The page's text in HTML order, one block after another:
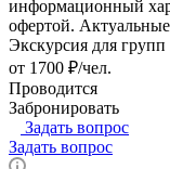
информационный
офертой.
Экскурсия для
от 1700 ₽/чел.
Проводится
Забронировать
Задать вопрос
Задать вопрос